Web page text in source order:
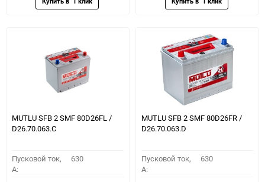
MUTLU SFB 2 SMF 80D26FL /
D26.70.063.C
Пусковой ток,
A:
630
MUTLU SFB 2 SMF 80D26FR /
D26.70.063.D
Пусковой ток,
A:
630